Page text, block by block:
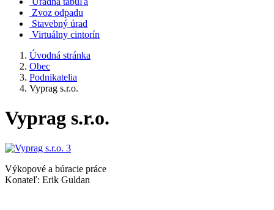
Zvoz odpadu
Stavebný úrad
Virtuálny cintorín
Úvodná stránka
Obec
Podnikatelia
Vyprag s.r.o.
Vyprag s.r.o.
Výkopové a búracie práce
Konateľ: Erik Guldan